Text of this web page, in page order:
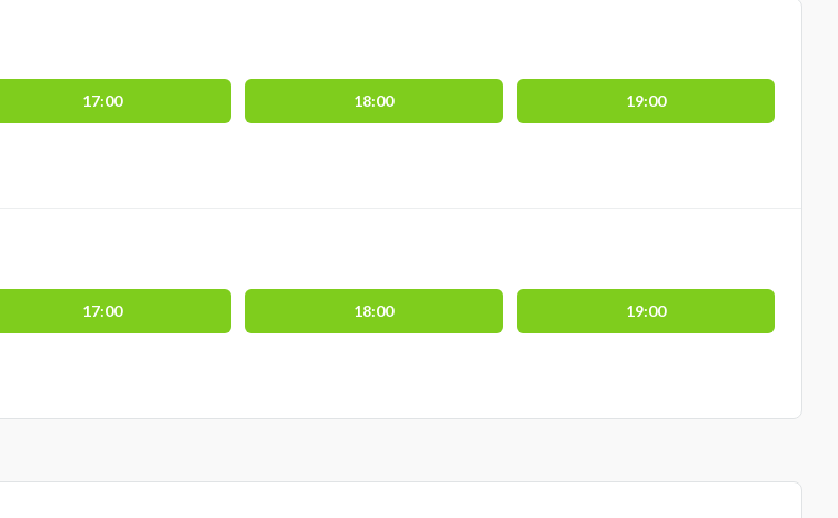
17:00 18:00 19:00
17:00 18:00 19:00